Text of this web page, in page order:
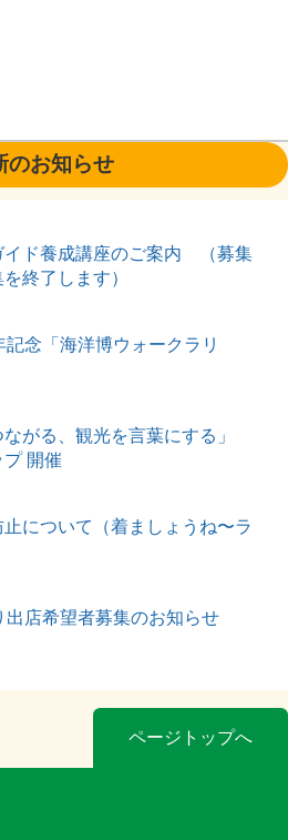
のお知らせ
イド養成講座のご案内 （募集
終了します）
念「海洋博ウォークラリ
がる、観光を言葉にする」
開催
について（着ましょうね〜ラ
店希望者募集のお知らせ
ページトップへ